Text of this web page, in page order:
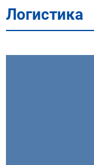
Логистика